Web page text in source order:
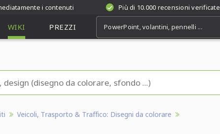
i contenuti Più di 10.000 recensioni verificate
WIKI PREZZI
Veicoli, Trasporto & Traffico: Disegni da colorare